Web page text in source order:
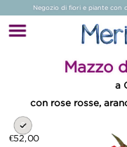
Negozio di fiori e piante con
Mazzo
a
con rose rosse,
€52,00